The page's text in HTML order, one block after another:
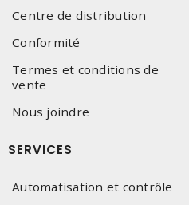
Centre de distribution
Conformité
Termes et conditions de
vente
Nous joindre
SERVICES
Automatisation et contrôle